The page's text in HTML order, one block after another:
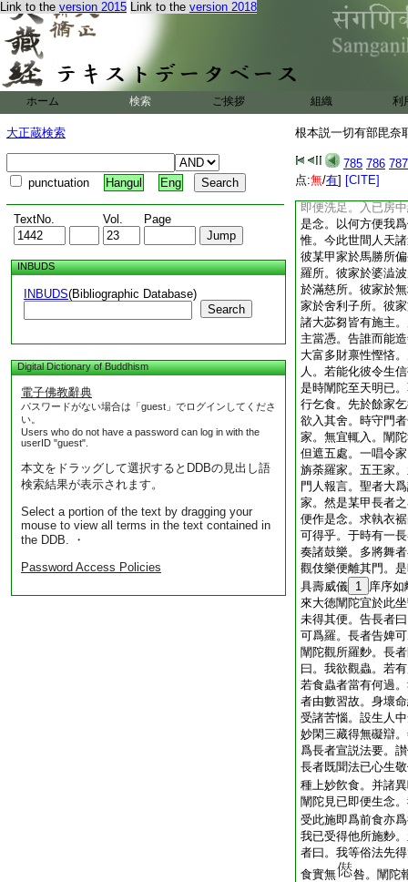
Link to the version 2015 Link to the version 2018
ホーム 検索 ご挨拶 組織 利
大正蔵検索
punctuation Hangul Eng
TextNo. Vol. Page
INBUDS
INBUDS(Bibliographic Database)
Search
Digital Dictionary of Buddhism
電子佛教辭典
パスワードがない場合は「guest」でログインしてくださ
い。
Users who do not have a password can log in with the
userID "guest".
本文をドラッグして選択するとDDBの見出し語
検索結果が表示されます。
Select a portion of the text by dragging your
mouse to view all terms in the text contained in
the DDB. ・
Password Access Policies
根本説一切有部毘奈
785 786 787
点:無/有] [CITE]
心變。我等宜應於
敏善解説法。能令
誰能如是。鄔波難
辯才無礙。能作如
詳去告闡陀曰。具
之所欺弄。而云我
至不能自安一石今
未見聞。我等共營
作傭人。具陳可不
猛志作授事人。爲
哉既是勝田。我當
即便洗足。入已房
是念。以何方便我
惟。今此世間人天
彼某甲家於馬勝所
羅所。彼家於婆澁
於滿慈所。彼家於
家於舍利子所。彼
諸大苾芻皆有施主
主當憑。告誰而能
大富多財禀性慳悋
人。若能化彼令生
是時闡陀至天明已
行乞食。先於餘家
欲入其舍。時守門
家。無宜輒入。闡
但遮五處。一唱令
旃荼羅家。五王家
門人報言。聖者大
家。然是某甲長者
便作是念。求執衣
可得乎。于時有一
奏諸鼓樂。多將舞
觀伎樂便離其門。
具壽威儀 1 庠序如
來大徳闡陀宜於此
未得其便。告長者
可爲羅。長者告婢
闡陀觀所羅麨。長
曰。我欲觀蟲。若
若食蟲者當有何過
者由數習故。身壞
受諸苦惱。設生人
妙閑三藏得無礙辯
爲長者宣説法要。
長者既聞法已心生
種上妙飮食。并諸
闡陀見已即便生念
受此施即爲前食亦
我已受得他所施麨
者曰。我等俗法先
食實無
咎。闡陀